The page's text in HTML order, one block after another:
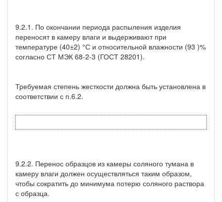
9.2.1. По окончании периода распыления изделия
переносят в камеру влаги и выдерживают при
температуре (40±2) °С и относительной влажности (93 )%
согласно СТ МЭК 68-2-3 (ГОСТ 28201).
Требуемая степень жесткости должна быть установлена в
соответствии с п.6.2.
9.2.2. Перенос образцов из камеры соляного тумана в
камеру влаги должен осуществляться таким образом,
чтобы сократить до минимума потерю соляного раствора
с образца.